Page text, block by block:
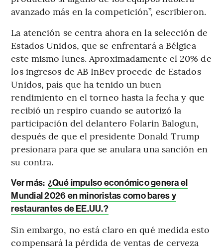
avanzado más en la competición”, escribieron.
La atención se centra ahora en la selección de
Estados Unidos, que se enfrentará a Bélgica
este mismo lunes. Aproximadamente el 20% de
los ingresos de AB InBev procede de Estados
Unidos, país que ha tenido un buen
rendimiento en el torneo hasta la fecha y que
recibió un respiro cuando se autorizó la
participación del delantero Folarin Balogun,
después de que el presidente Donald Trump
presionara para que se anulara una sanción en
su contra.
Ver más: ¿Qué impulso económico genera el
Mundial 2026 en minoristas como bares y
restaurantes de EE.UU.?
Sin embargo, no está claro en qué medida esto
compensará la pérdida de ventas de cerveza